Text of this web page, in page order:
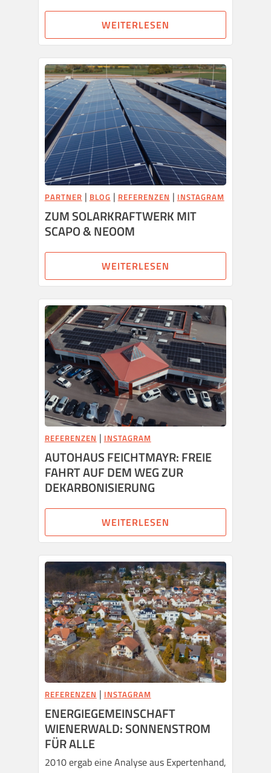
WEITERLESEN
PARTNER | BLOG | REFERENZEN | INSTAGRAM
ZUM SOLARKRAFTWERK MIT
SCAPO & NEOOM
WEITERLESEN
REFERENZEN | INSTAGRAM
AUTOHAUS FEICHTMAYR: FREIE
FAHRT AUF DEM WEG ZUR
DEKARBONISIERUNG
WEITERLESEN
REFERENZEN | INSTAGRAM
ENERGIEGEMEINSCHAFT
WIENERWALD: SONNENSTROM
FÜR ALLE
2010 ergab eine Analyse aus Expertenhand,